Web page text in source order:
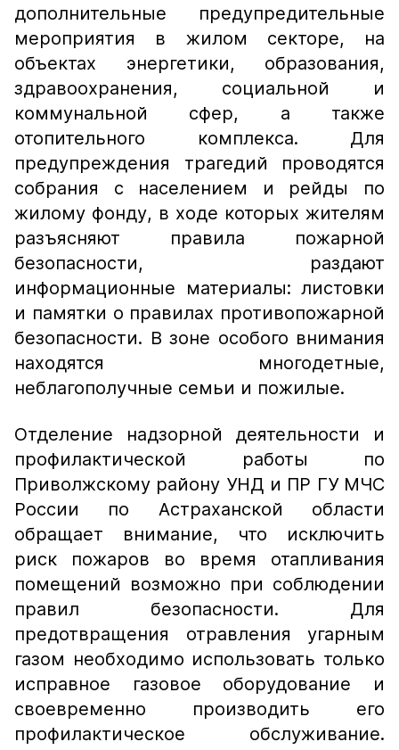
дополнительные предупредительные
мероприятия в жилом секторе, на
объектах энергетики, образования,
здравоохранения, социальной и
коммунальной сфер, а также
отопительного комплекса. Для
предупреждения трагедий проводятся
собрания с населением и рейды по
жилому фонду, в ходе которых жителям
разъясняют правила пожарной
безопасности, раздают
информационные материалы: листовки
и памятки о правилах противопожарной
безопасности. В зоне особого внимания
находятся многодетные,
неблагополучные семьи и пожилые.
Отделение надзорной деятельности и
профилактической работы по
Приволжскому району УНД и ПР ГУ МЧС
России по Астраханской области
обращает внимание, что исключить
риск пожаров во время отапливания
помещений возможно при соблюдении
правил безопасности. Для
предотвращения отравления угарным
газом необходимо использовать только
исправное газовое оборудование и
своевременно производить его
профилактическое обслуживание.